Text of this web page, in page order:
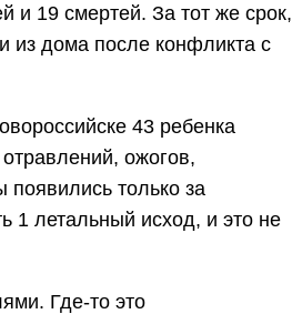
и 19 смертей. За тот же срок,
из дома после конфликта с
43 ребенка
ожогов,
только за
1 летальный исход, и это не
Где-то это